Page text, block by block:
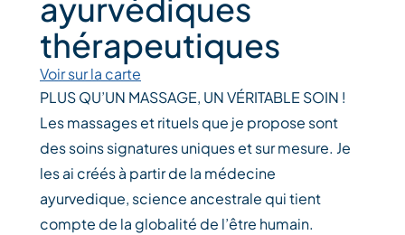
ayurvédiques
thérapeutiques
Voir sur la carte
PLUS QU’UN MASSAGE, UN VÉRITABLE SOIN !
Les massages et rituels que je propose sont
des soins signatures uniques et sur mesure. Je
les ai créés à partir de la médecine
ayurvedique, science ancestrale qui tient
compte de la globalité de l’être humain.